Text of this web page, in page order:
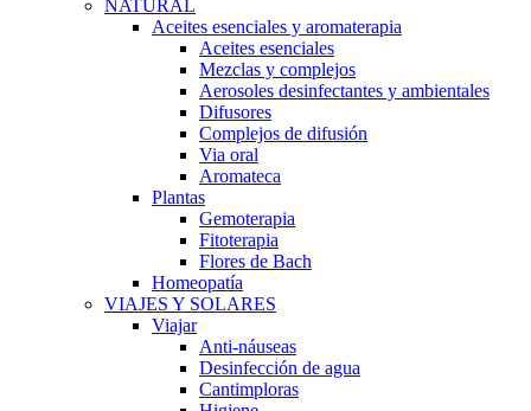
NATURAL
Aceites esenciales y aromaterapia
Aceites esenciales
Mezclas y complejos
Aerosoles desinfectantes y ambientales
Difusores
Complejos de difusión
Via oral
Aromateca
Plantas
Gemoterapia
Fitoterapia
Flores de Bach
Homeopatía
VIAJES Y SOLARES
Viajar
Anti-náuseas
Desinfección de agua
Cantimploras